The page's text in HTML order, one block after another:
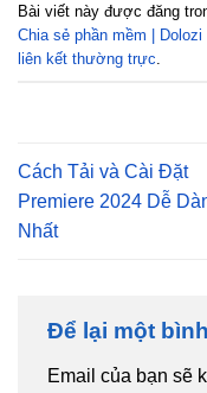
Bài viết này được đăng
Chia sẻ phần mềm |
liên kết thường trực
Cách Tải và Cài Đặt
Premiere 2024 Dễ
Nhất
Để lại một
Email của bạn sẽ